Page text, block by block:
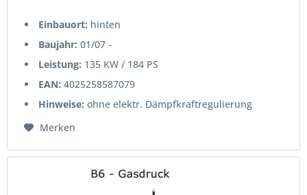
Einbauort: hinten
Baujahr: 01/07 -
Leistung: 135 KW / 184 PS
EAN: 4025258587079
Hinweise: ohne elektr. Dämpfkraftregulierung
Merken